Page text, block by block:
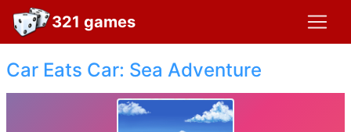
321 games
Car Eats Car: Sea Adventure